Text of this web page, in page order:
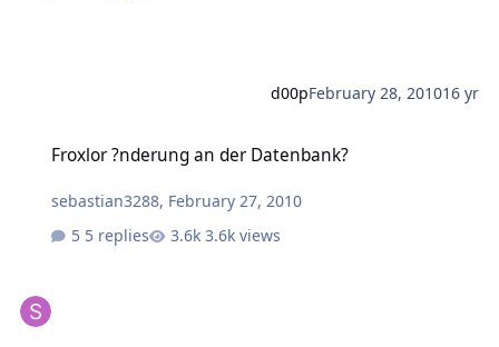
d00pFebruary 28, 201016 yr
Froxlor ?nderung an der Datenbank?
sebastian3288, February 27, 2010
5 replies
3.6k views